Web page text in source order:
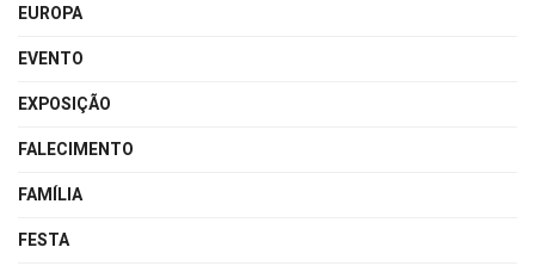
EUROPA
EVENTO
EXPOSIÇÃO
FALECIMENTO
FAMÍLIA
FESTA